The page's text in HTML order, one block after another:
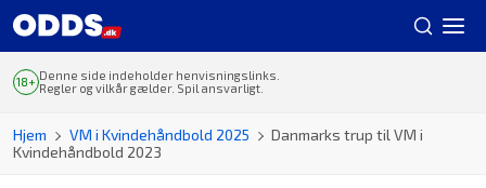
Hjem VM i Kvindehåndbold 2025
Danmarks trup til VM i
Kvindehåndbold 2023
Denne side indeholder henvisningslinks.
Regler og vilkår gælder. Spil ansvarligt.